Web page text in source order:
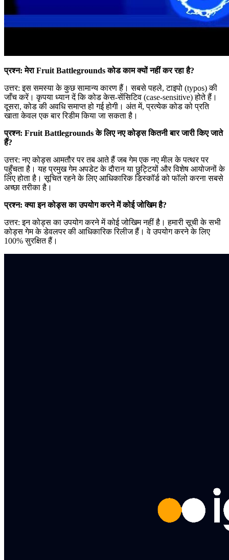
प्रश्न: मेरा Fruit Battlegrounds कोड काम क्यों नहीं कर रहा है?
उत्तर: इस समस्या के कुछ सामान्य कारण हैं। सबसे पहले, टाइपो (typos) की
जाँच करें। कृपया ध्यान दें कि कोड केस-सेंसिटिव (case-sensitive) होते हैं।
दूसरा, कोड की अवधि समाप्त हो गई होगी। अंत में, प्रत्येक कोड को प्रति
खाता केवल एक बार रिडीम किया जा सकता है।
प्रश्न: Fruit Battlegrounds के लिए नए कोड्स कितनी बार जारी किए जाते
हैं?
उत्तर: नए कोड्स आमतौर पर तब आते हैं जब गेम एक नए मील के पत्थर पर
पहुँचता है। यह प्रमुख गेम अपडेट के दौरान या छुट्टियों और विशेष आयोजनों के
लिए होता है। सूचित रहने के लिए आधिकारिक डिस्कॉर्ड को फॉलो करना सबसे
अच्छा तरीका है।
प्रश्न: क्या इन कोड्स का उपयोग करने में कोई जोखिम है?
उत्तर: इन कोड्स का उपयोग करने में कोई जोखिम नहीं है। हमारी सूची के सभी
कोड्स गेम के डेवलपर की आधिकारिक रिलीज हैं। वे उपयोग करने के लिए
100% सुरक्षित हैं।